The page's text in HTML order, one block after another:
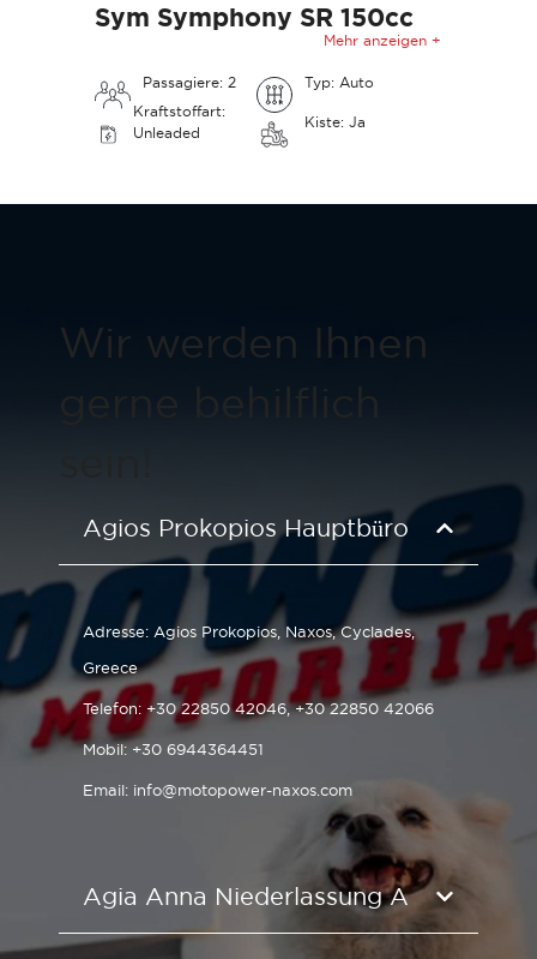
Sym Symphony SR 150cc
Passagiere: 2
Typ: Auto
Kraftstoffart:
Unleaded
Kiste: Ja
Mehr anzeigen +
Wir werden Ihnen
gerne behilflich
Agios Prokopios Hauptbüro
Adresse: Agios Prokopios, Naxos, Cyclades,
Greece
Telefon: +30 22850 42046,+30 22850 42066
Mobil: +30 6944364451
Email: info@motopower-naxos.com
Agia Anna Niederlassung A